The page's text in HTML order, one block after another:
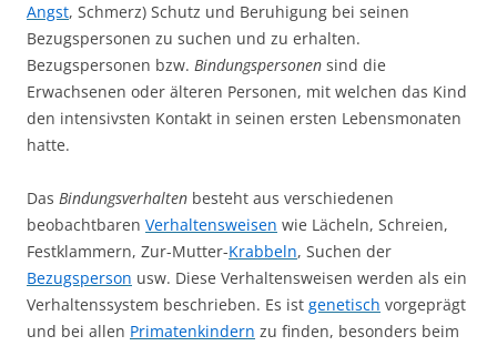
Angst, Schmerz) Schutz und Beruhigung bei seinen
Bezugspersonen zu suchen und zu erhalten.
Bezugspersonen bzw. Bindungspersonen sind die
Erwachsenen oder älteren Personen, mit welchen das Kind
den intensivsten Kontakt in seinen ersten Lebensmonaten
hatte.
Das Bindungsverhalten besteht aus verschiedenen
beobachtbaren Verhaltensweisen wie Lächeln, Schreien,
Festklammern, Zur-Mutter-Krabbeln, Suchen der
Bezugsperson usw. Diese Verhaltensweisen werden als ein
Verhaltenssystem beschrieben. Es ist genetisch vorgeprägt
und bei allen Primatenkindern zu finden, besonders beim